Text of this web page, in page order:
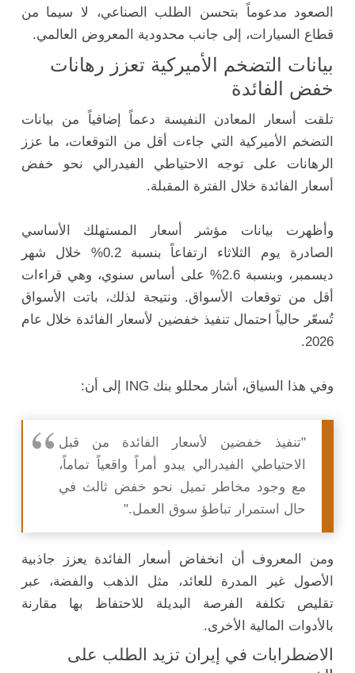
الصعود مدعوماً بتحسن الطلب الصناعي، لا سيما من
قطاع السيارات، إلى جانب محدودية المعروض العالمي.
بيانات التضخم الأميركية تعزز رهانات
خفض الفائدة
تلقت أسعار المعادن النفيسة دعماً إضافياً من بيانات
التضخم الأميركية التي جاءت أقل من التوقعات، ما عزز
الرهانات على توجه الاحتياطي الفيدرالي نحو خفض
أسعار الفائدة خلال الفترة المقبلة.
وأظهرت بيانات مؤشر أسعار المستهلك الأساسي
الصادرة يوم الثلاثاء ارتفاعاً بنسبة 0.2% خلال شهر
ديسمبر، وبنسبة 2.6% على أساس سنوي، وهي قراءات
أقل من توقعات الأسواق. ونتيجة لذلك، باتت الأسواق
تُسعّر حالياً احتمال تنفيذ خفضين لأسعار الفائدة خلال عام
2026.
وفي هذا السياق، أشار محللو بنك ING إلى أن:
"تنفيذ خفضين لأسعار الفائدة من قبل
الاحتياطي الفيدرالي يبدو أمراً واقعياً تماماً،
مع وجود مخاطر تميل نحو خفض ثالث في
حال استمرار تباطؤ سوق العمل."
ومن المعروف أن انخفاض أسعار الفائدة يعزز جاذبية
الأصول غير المدرة للعائد، مثل الذهب والفضة، عبر
تقليص تكلفة الفرصة البديلة للاحتفاظ بها مقارنة
بالأدوات المالية الأخرى.
الاضطرابات في إيران تزيد الطلب على